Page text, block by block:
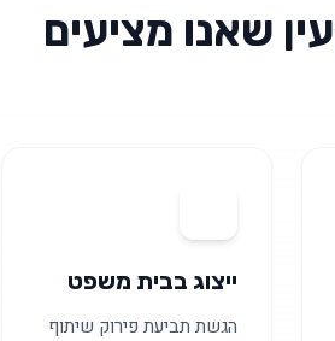
שאנו מציעים
ייצוג בבית משפט
הגשת תביעת פירוק שיתוף